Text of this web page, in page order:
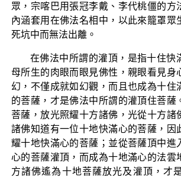
眾，宗喀巴用張冠李戴、李代桃僵的方
內涵套用在佛法名相中，以此來籠罩眾
死坑中而無法出離。
在佛法中所謂的灌頂，是指十住快
母所生的肉眼而眼見佛性，親眼看見身
幻，不僅成就如幻觀，而且也成為十住
的菩薩，才是佛法中所謂的灌頂住菩薩
菩薩，放光照耀十方諸佛，光從十方諸
諸佛知道有一位十地快滿心的菩薩，因
耀十地快滿心的菩薩；並從菩薩頂中進
心的菩薩灌頂，而成為十地滿心的法雲
方諸佛遙為十地菩薩放光及灌頂，才